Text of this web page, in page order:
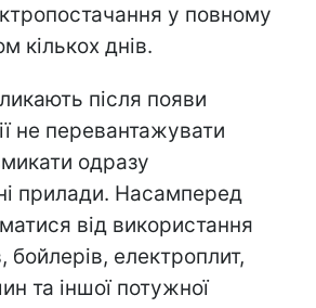
у повному
кількох днів.
після появи
не перевантажувати
одразу
прилади. Насамперед
від використання
бойлерів, електроплит,
та іншої потужної